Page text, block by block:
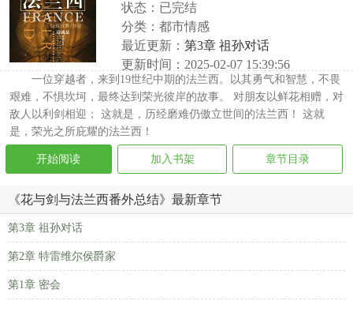
状态：已完结
分类：都市情感
最近更新： 第3章 祖孙对话
更新时间：2025-02-07 15:39:56
一位穿越者，来到19世纪中期的法兰西。以其勇气和智慧，不畏
艰难，不惧坎坷，最终达到荣光彼岸的故事。 对朋友以鲜花相赠，对
敌人以利剑相迎； 这就是，历经磨难仍傲立世间的法兰西！ 这就
是，荣光之所庇耀的法兰西！
开始阅读 加入书架 章节目录
《花与剑与法兰西番外总结》最新章节
第3章 祖孙对话
第2章 特雷维尔侯爵家
第1章 密会